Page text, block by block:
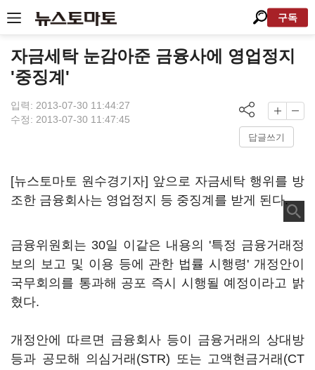
구독
자금세탁 눈감아준 금융사에 영업정지
'중징계'
입력: 2013-07-30 11:44:27
수정: 2013-07-30 11:47:45
답글쓰기
[뉴스토마토 원수경기자] 앞으로 자금세탁 행위를 방
조한 금융회사는 영업정지 등 중징계를 받게 된다.
금융위원회는 30일 이같은 내용의 '특정 금융거래정
보의 보고 및 이용 등에 관한 법률 시행령' 개정안이
국무회의를 통과해 공포 즉시 시행될 예정이라고 밝
혔다.
개정안에 따르면 금융회사 등이 금융거래의 상대방
등과 공모해 의심거래(STR) 또는 고액현금거래(CT